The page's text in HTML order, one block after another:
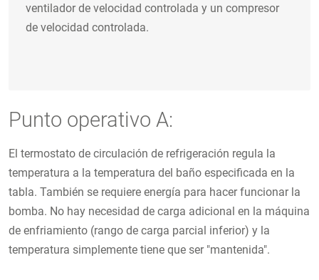
ventilador de velocidad controlada y un compresor
de velocidad controlada.
Punto operativo A:
El termostato de circulación de refrigeración regula la
temperatura a la temperatura del baño especificada en la
tabla. También se requiere energía para hacer funcionar la
bomba. No hay necesidad de carga adicional en la máquina
de enfriamiento (rango de carga parcial inferior) y la
temperatura simplemente tiene que ser "mantenida".